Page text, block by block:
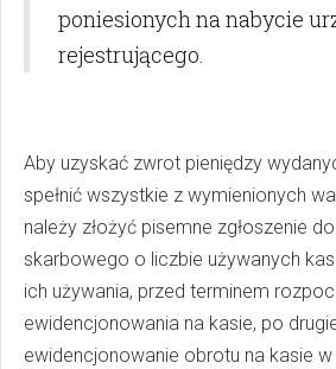
poniesionych na nabycie
rejestrującego.
Aby uzyskać zwrot pieniędzy
spełnić wszystkie z wymienionych
należy złożyć pisemne zgłoszenie
skarbowego o liczbie używanych
ich używania, przed terminem
ewidencjonowania na kasie, po
ewidencjonowanie obrotu na kasie